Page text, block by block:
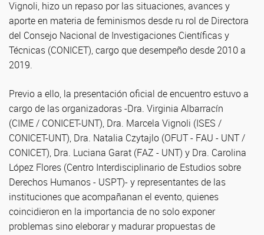
Vignoli, hizo un repaso por las situaciones, avances y
aporte en materia de feminismos desde ru rol de Directora
del Consejo Nacional de Investigaciones Científicas y
Técnicas (CONICET), cargo que desempeño desde 2010 a
2019.
Previo a ello, la presentación oficial de encuentro estuvo a
cargo de las organizadoras -Dra. Virginia Albarracín
(CIME / CONICET-UNT), Dra. Marcela Vignoli (ISES /
CONICET-UNT), Dra. Natalia Czytajlo (OFUT - FAU - UNT /
CONICET), Dra. Luciana Garat (FAZ - UNT) y Dra. Carolina
López Flores (Centro Interdisciplinario de Estudios sobre
Derechos Humanos - USPT)- y representantes de las
instituciones que acompañanan el evento, quienes
coincidieron en la importancia de no solo exponer
problemas sino eleborar y madurar propuestas de